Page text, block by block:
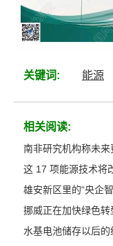
关键词: 能源
相关阅读:
南非研究机构称未
这 17 项能源技术将
雄安新区里的“央企
挪威正在加快绿色转
水基电池储存以后的